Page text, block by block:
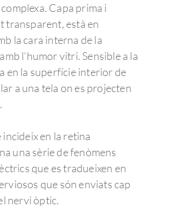
Capa prima i
transparent, està en
la cara interna de la
l’humor vitri. Sensible a la
en la superfície interior de
a una tela on es projecten
incideix en la retina
una sèrie de fenòmens
que es tradueixen en
que són enviats cap
nervi òptic.